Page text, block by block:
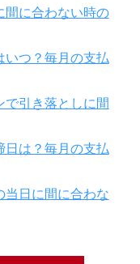
間に合わない時の
いつ？毎月の支払
で引き落としに間
日は？毎月の支払
当日に間に合わな